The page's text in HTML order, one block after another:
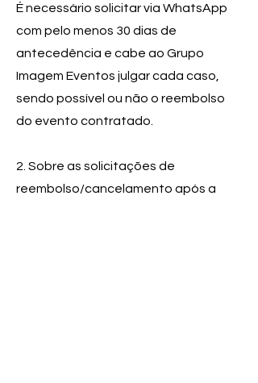
É necessário solicitar via WhatsApp
com pelo menos 30 dias de
antecedência e cabe ao Grupo
Imagem Eventos julgar cada caso,
sendo possível ou não o reembolso
do evento contratado.
2. Sobre as solicitações de
reembolso/cancelamento após a